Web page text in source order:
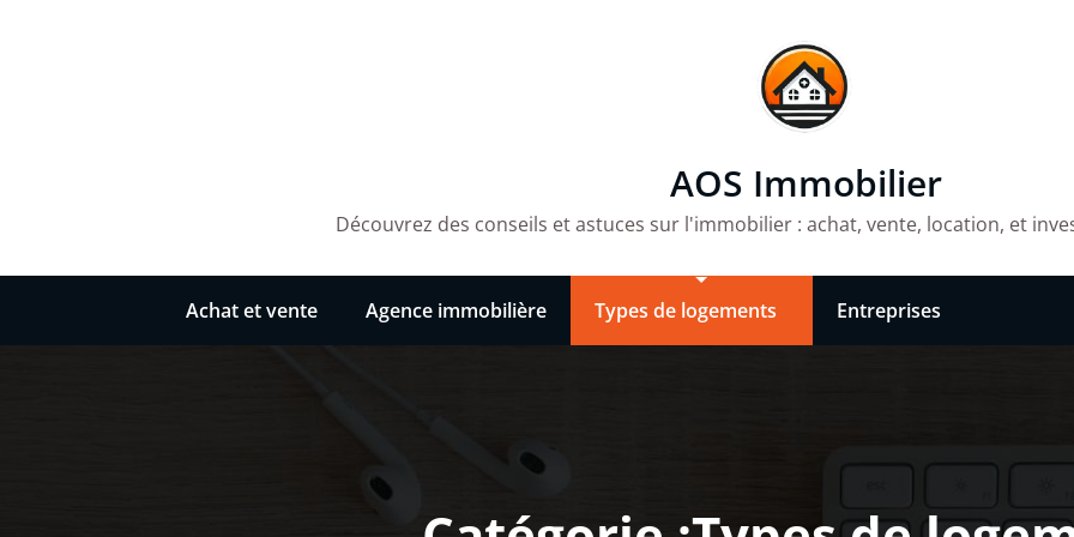
AOS Immobilier
Découvrez des conseils et astuces sur l'immobilier : achat, vente, location, et
Achat et vente Agence immobilière Types de logements Entreprises